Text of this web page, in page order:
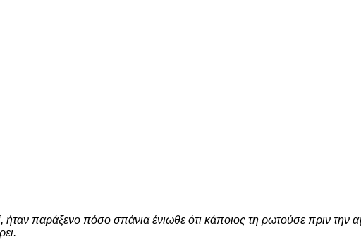
ήταν παράξενο πόσο σπάνια ένιωθε ότι κάποιος τη ρωτούσε πριν την